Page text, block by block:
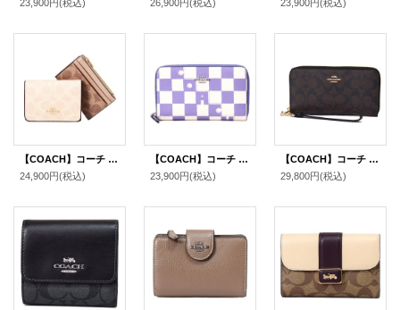
23,900円(税込) 26,900円(税込) 23,900円(税込)
【COACH】コーチ 財布 カードケース付き コーティングキャンバス レザー シグネチャー ブロックド ウォレット コンパクト 三つ折り財布 サンド×タン（日本未発売）
24,900円(税込)
【COACH】コーチ コーティングキャンバス レザー チェッカーボード プリント ロゴ ミディアム ID ジップ ウォレット 財布 ライトバイオレット×チャーク（日本未発売）
23,900円(税込)
【COACH】コーチ コーティングキャンバス スムースレザー シグネチャー リストレット ロング ジップ アラウンド 長財布 ブラウン×ブラック（日本未発売）
29,800円(税込)